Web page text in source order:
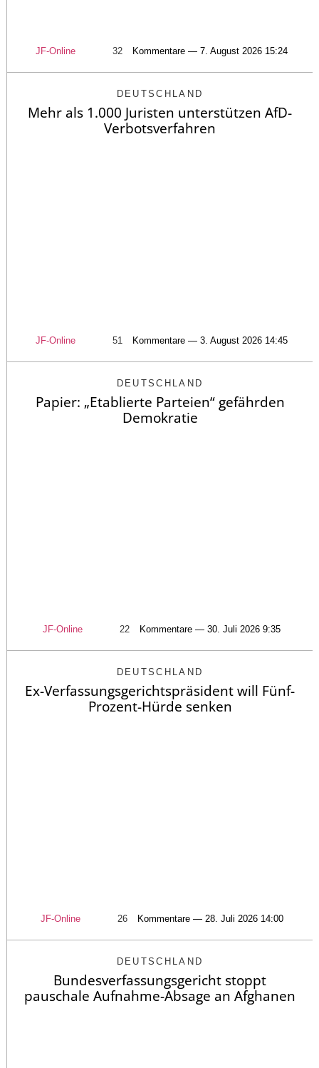
JF-Online 32 Kommentare — 7. August 2026 15:24
DEUTSCHLAND
Mehr als 1.000 Juristen unterstützen AfD-
Verbotsverfahren
JF-Online 51 Kommentare — 3. August 2026 14:45
DEUTSCHLAND
Papier: „Etablierte Parteien“ gefährden
Demokratie
JF-Online 22 Kommentare — 30. Juli 2026 9:35
DEUTSCHLAND
Ex-Verfassungsgerichtspräsident will Fünf-
Prozent-Hürde senken
JF-Online 26 Kommentare — 28. Juli 2026 14:00
DEUTSCHLAND
Bundesverfassungsgericht stoppt
pauschale Aufnahme-Absage an Afghanen